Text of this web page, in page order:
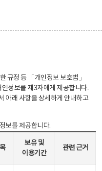
규정 등 「개인정보 보호법」
정보를 제3자에게 제공합니다.
아래 사항을 상세하게 안내하고
보를 제공합니다.
보유 및
이용기간
관련 근거